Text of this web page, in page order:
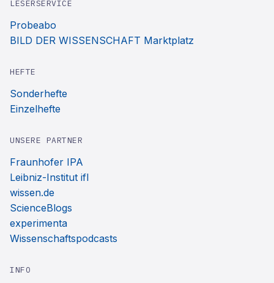
LESERSERVICE
Probeabo
BILD DER WISSENSCHAFT Marktplatz
HEFTE
Sonderhefte
Einzelhefte
UNSERE PARTNER
Fraunhofer IPA
Leibniz-Institut ifl
wissen.de
ScienceBlogs
experimenta
Wissenschaftspodcasts
INFO